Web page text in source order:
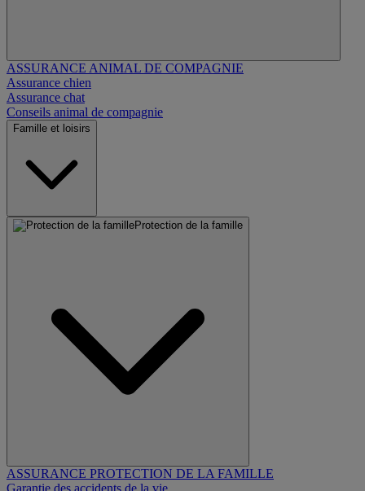
ASSURANCE ANIMAL DE COMPAGNIE
Assurance chien
Assurance chat
Conseils animal de compagnie
Famille et loisirs
Protection de la famille
ASSURANCE PROTECTION DE LA FAMILLE
Garantie des accidents de la vie